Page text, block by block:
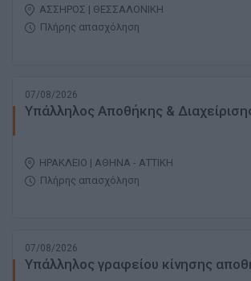
ΑΣΣΗΡΟΣ | ΘΕΣΣΑΛΟΝΙΚΗ
Πλήρης απασχόληση
07/08/2026
Υπάλληλος Αποθήκης &
ΗΡΑΚΛΕΙΟ | ΑΘΗΝΑ - ΑΤΤΙΚΗ
Πλήρης απασχόληση
07/08/2026
Υπάλληλος γραφείου κίνησης